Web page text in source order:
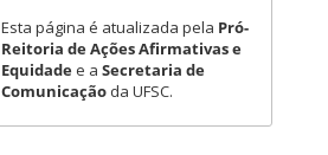
Esta página é atualizada pela Pró-
Reitoria de Ações Afirmativas e
Equidadee a Secretaria de
Comunicação da UFSC.